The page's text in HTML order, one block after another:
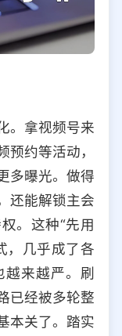
。拿视频号来
约等活动，
多曝光。做得
还能解锁主会
。这种“先用
，几乎成了各
来越严。刷
已经被多轮整
本关了。踏实